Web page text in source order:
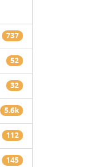
737
52
32
5.6k
112
145